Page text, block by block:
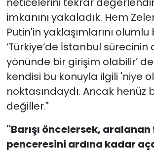
imkanını yakaladık. Hem
Putin'in yaklaşımlarını
‘Türkiye’de İstanbul sürecinin
yönünde bir girişim olabilir’
kendisi bu konuyla ilgili 'niye
noktasındaydı. Ancak henüz
değiller."
"Barışı öncelersek, aralanan
penceresini ardına kadar